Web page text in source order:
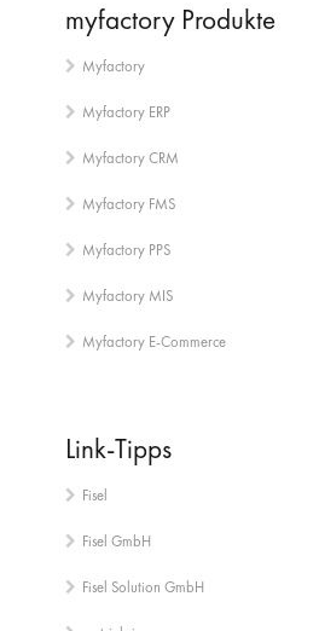
myfactory Produkte
Myfactory
Myfactory ERP
Myfactory CRM
Myfactory FMS
Myfactory PPS
Myfactory MIS
Myfactory E-Commerce
Link-Tipps
Fisel
Fisel GmbH
Fisel Solution GmbH